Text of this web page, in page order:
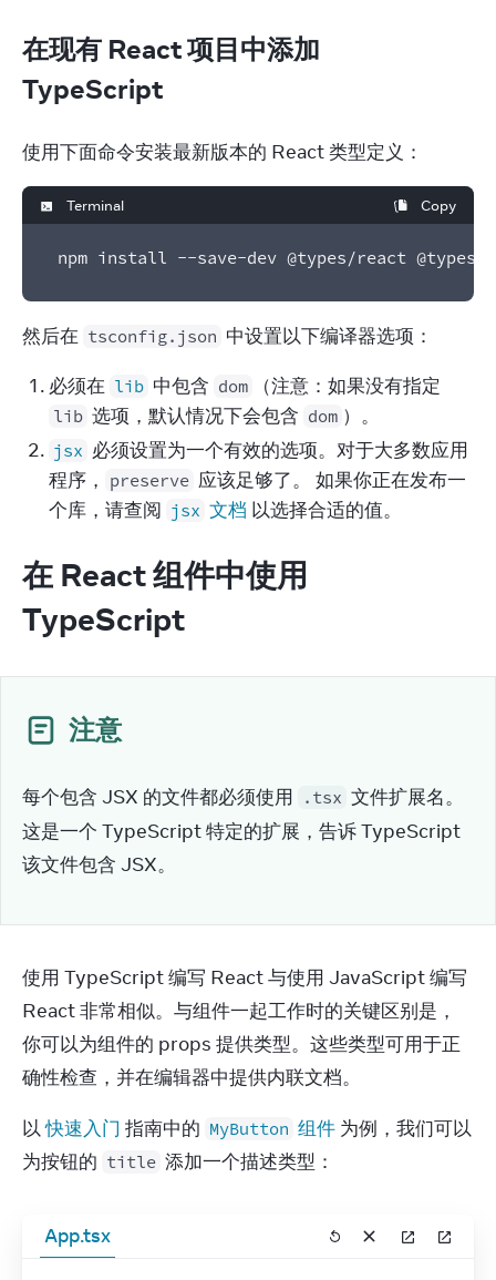
在现有 React 项目中添加
TypeScript
使用下面命令安装最新版本的 React 类型定义：
Terminal Copy
npm install --save-dev @types/react @types/
然后在 tsconfig.json 中设置以下编译器选项：
必须在 lib 中包含 dom （注意：如果没有指定
lib 选项，默认情况下会包含 dom ）。
jsx 必须设置为一个有效的选项。对于大多数应用
程序，
preserve 应该足够了。 如果你正在发布一
个库，请查阅 jsx 文档 以选择合适的值。
在 React 组件中使用
TypeScript
注意
每个包含 JSX 的文件都必须使用 .tsx 文件扩展名。
这是一个 TypeScript 特定的扩展，告诉 TypeScript
该文件包含 JSX。
使用 TypeScript 编写 React 与使用 JavaScript 编写
React 非常相似。与组件一起工作时的关键区别是，
你可以为组件的 props 提供类型。这些类型可用于正
确性检查，并在编辑器中提供内联文档。
以 快速入门 指南中的 MyButton 组件 为例，我们可以
为按钮的 title 添加一个描述类型：
App.tsx